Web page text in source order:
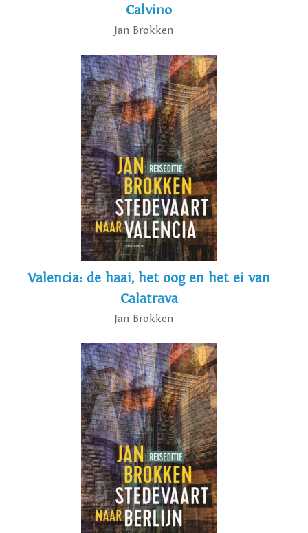
Calvino
Jan Brokken
Valencia: de haai, het oog en het ei van
Calatrava
Jan Brokken